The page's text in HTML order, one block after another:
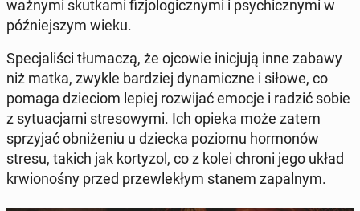
waż­ny­mi skut­ka­mi fi­zjo­lo­gicz­ny­mi i psy­chicz­ny­mi w
póź­niej­szym wieku.
Spe­cja­li­ści tłu­ma­czą, że ojcowie ini­cju­ją inne zabawy
niż matka, zwykle bar­dziej dy­na­micz­ne i siłowe, co
pomaga dzie­ciom lepiej roz­wi­jać emocje i radzić sobie
z sy­tu­acja­mi stre­so­wy­mi. Ich opieka może zatem
sprzy­jać ob­ni­że­niu u dziecka poziomu hor­mo­nów
stresu, takich jak kor­ty­zol, co z kolei chroni jego układ
krwio­no­śny przed prze­wle­kłym stanem za­pal­nym.